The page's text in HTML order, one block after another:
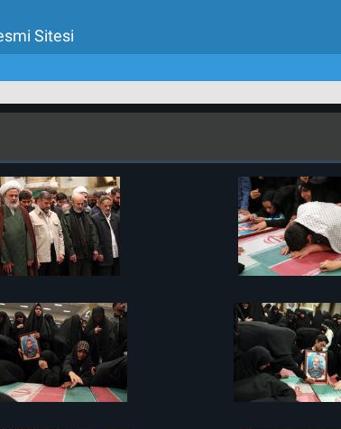
Sitesi